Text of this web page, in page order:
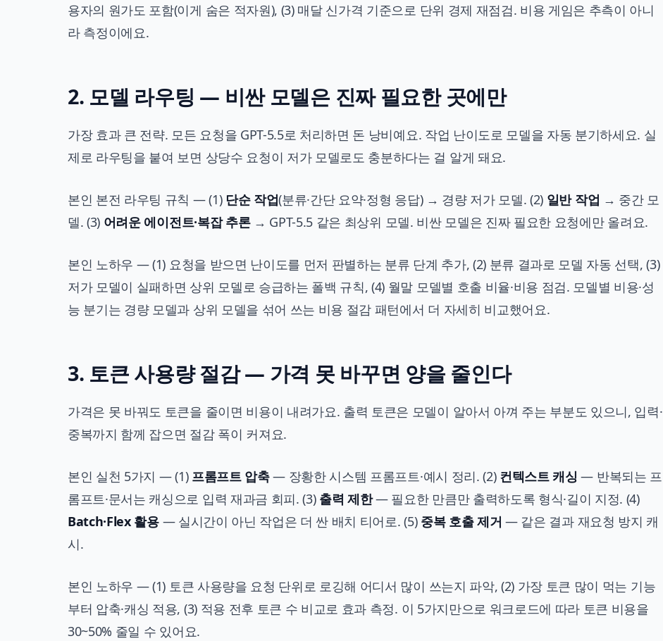
용자의 원가도 포함(이게 숨은 적자원), (3) 매달 신가격 기준으로 단위 경제 재점검. 비용 게임은 추측이 아니
라 측정이에요.
2. 모델 라우팅 — 비싼 모델은 진짜 필요한 곳에만
가장 효과 큰 전략. 모든 요청을 GPT-5.5로 처리하면 돈 낭비예요. 작업 난이도로 모델을 자동 분기하세요. 실
제로 라우팅을 붙여 보면 상당수 요청이 저가 모델로도 충분하다는 걸 알게 돼요.
본인 본전 라우팅 규칙 — (1) 단순 작업(분류·간단 요약·정형 응답) → 경량 저가 모델. (2) 일반 작업 → 중간 모
델. (3) 어려운 에이전트·복잡 추론→ GPT-5.5 같은 최상위 모델. 비싼 모델은 진짜 필요한 요청에만 올려요.
본인 노하우 — (1) 요청을 받으면 난이도를 먼저 판별하는 분류 단계 추가, (2) 분류 결과로 모델 자동 선택, (3)
저가 모델이 실패하면 상위 모델로 승급하는 폴백 규칙, (4) 월말 모델별 호출 비율·비용 점검. 모델별 비용·성
능 분기는 경량 모델과 상위 모델을 섞어 쓰는 비용 절감 패턴에서 더 자세히 비교했어요.
3. 토큰 사용량 절감 — 가격 못 바꾸면 양을 줄인다
가격은 못 바꿔도 토큰을 줄이면 비용이 내려가요. 출력 토큰은 모델이 알아서 아껴 주는 부분도 있으니, 입력·
중복까지 함께 잡으면 절감 폭이 커져요.
본인 실천 5가지 — (1) 프롬프트 압축— 장황한 시스템 프롬프트·예시 정리. (2) 컨텍스트 캐싱 — 반복되는 프
롬프트·문서는 캐싱으로 입력 재과금 회피. (3) 출력 제한— 필요한 만큼만 출력하도록 형식·길이 지정. (4)
Batch·Flex 활용— 실시간이 아닌 작업은 더 싼 배치 티어로. (5) 중복 호출 제거 — 같은 결과 재요청 방지 캐
시.
본인 노하우 — (1) 토큰 사용량을 요청 단위로 로깅해 어디서 많이 쓰는지 파악, (2) 가장 토큰 많이 먹는 기능
부터 압축·캐싱 적용, (3) 적용 전후 토큰 수 비교로 효과 측정. 이 5가지만으로 워크로드에 따라 토큰 비용을
30~50% 줄일 수 있어요.